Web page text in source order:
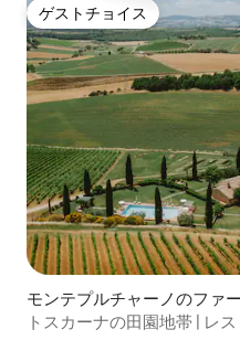
ゲストチョイス
ゲストチョイス
モンテプルチャーノのファ
トスカーナの田園地帯 | レ